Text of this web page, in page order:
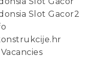
Slot Gacor2
Vacancies